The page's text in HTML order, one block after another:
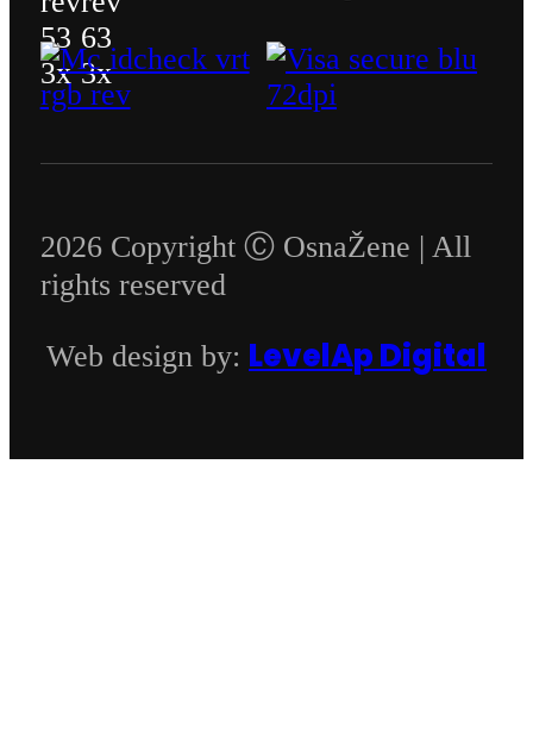
2026 Copyright Ⓒ OsnaŽene | All
rights reserved
Web design by: LevelAp Digital